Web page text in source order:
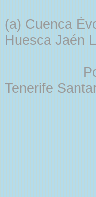
(a) Cuenca
Huesca Jaén
Tenerife